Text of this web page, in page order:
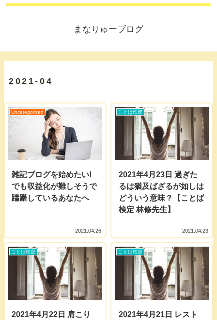
まなりゅーブログ
2021-04
Uncategorized
雑記ブログを始めたい!
でも収益化が難しそうで
躊躇しているあなたへ
2021.04.26
ことば検定
2021年4月23日 過ぎた
るは猶及ばざるが如しは
どういう意味？【ことば
検定 林修先生】
2021.04.23
ことば検定
2021年4月22日 肩こり
ことば検定
2021年4月21日 レスト